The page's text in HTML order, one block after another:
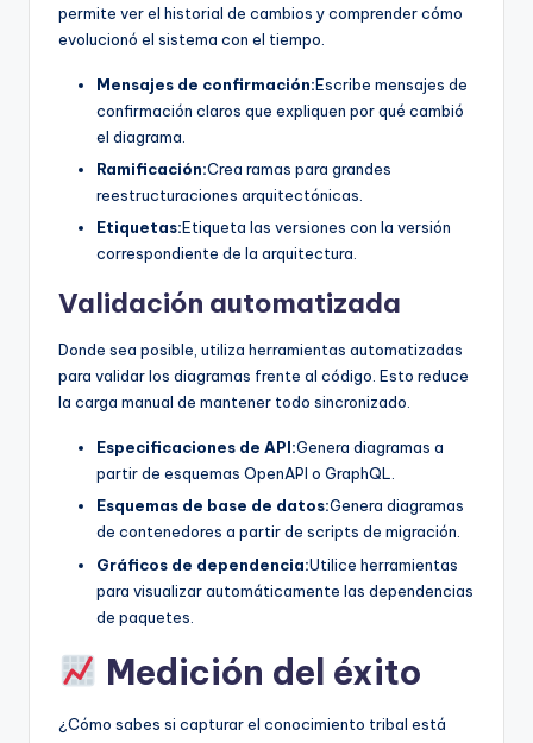
permite ver el historial de cambios y comprender cómo
evolucionó el sistema con el tiempo.
Mensajes de confirmación:Escribe mensajes de
confirmación claros que expliquen por qué cambió
el diagrama.
Ramificación:Crea ramas para grandes
reestructuraciones arquitectónicas.
Etiquetas:Etiqueta las versiones con la versión
correspondiente de la arquitectura.
Validación automatizada
Donde sea posible, utiliza herramientas automatizadas
para validar los diagramas frente al código. Esto reduce
la carga manual de mantener todo sincronizado.
Especificaciones de API:Genera diagramas a
partir de esquemas OpenAPI o GraphQL.
Esquemas de base de datos:Genera diagramas
de contenedores a partir de scripts de migración.
Gráficos de dependencia:Utilice herramientas
para visualizar automáticamente las dependencias
de paquetes.
Medición del éxito
¿Cómo sabes si capturar el conocimiento tribal está